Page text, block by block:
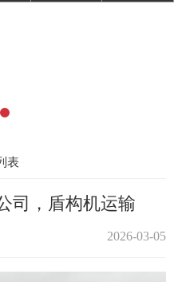
表
司，盾构机运输
2026-03-05